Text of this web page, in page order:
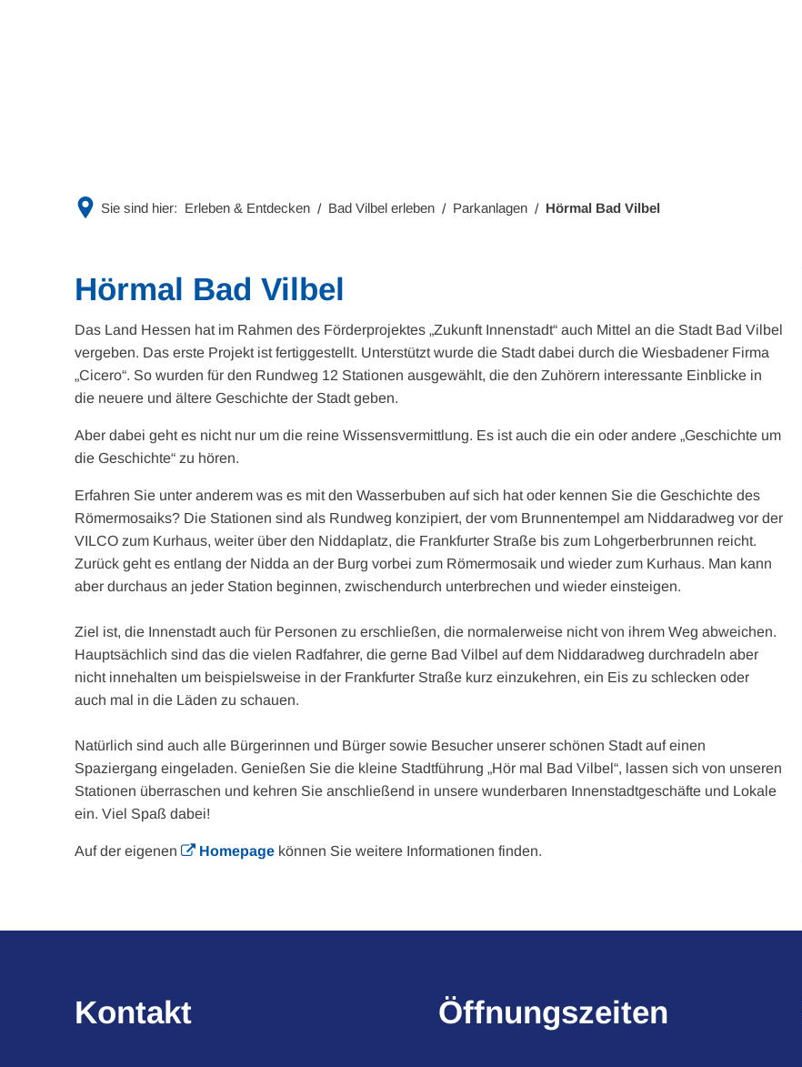
Sie sind hier: Erleben & Entdecken Bad Vilbel erleben Parkanlagen Hörmal Bad Vilbel
Hörmal Bad Vilbel
Das Land Hessen hat im Rahmen des Förderprojektes „Zukunft Innenstadt“ auch Mittel an die Stadt Bad Vilbel
vergeben. Das erste Projekt ist fertiggestellt. Unterstützt wurde die Stadt dabei durch die Wiesbadener Firma
„Cicero“. So wurden für den Rundweg 12 Stationen ausgewählt, die den Zuhörern interessante Einblicke in
die neuere und ältere Geschichte der Stadt geben.
Aber dabei geht es nicht nur um die reine Wissensvermittlung. Es ist auch die ein oder andere „Geschichte um
die Geschichte“ zu hören.
Erfahren Sie unter anderem was es mit den Wasserbuben auf sich hat oder kennen Sie die Geschichte des
Römermosaiks? Die Stationen sind als Rundweg konzipiert, der vom Brunnentempel am Niddaradweg vor der
VILCO zum Kurhaus, weiter über den Niddaplatz, die Frankfurter Straße bis zum Lohgerberbrunnen reicht.
Zurück geht es entlang der Nidda an der Burg vorbei zum Römermosaik und wieder zum Kurhaus. Man kann
aber durchaus an jeder Station beginnen, zwischendurch unterbrechen und wieder einsteigen.
Ziel ist, die Innenstadt auch für Personen zu erschließen, die normalerweise nicht von ihrem Weg abweichen.
Hauptsächlich sind das die vielen Radfahrer, die gerne Bad Vilbel auf dem Niddaradweg durchradeln aber
nicht innehalten um beispielsweise in der Frankfurter Straße kurz einzukehren, ein Eis zu schlecken oder
auch mal in die Läden zu schauen.
Natürlich sind auch alle Bürgerinnen und Bürger sowie Besucher unserer schönen Stadt auf einen
Spaziergang eingeladen. Genießen Sie die kleine Stadtführung „Hör mal Bad Vilbel“, lassen sich von unseren
Stationen überraschen und kehren Sie anschließend in unsere wunderbaren Innenstadtgeschäfte und Lokale
ein. Viel Spaß dabei!
Auf der eigenen Homepage können Sie weitere Informationen finden.
Kontakt Öffnungszeiten